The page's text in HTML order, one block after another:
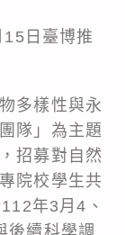
日臺博推
多樣性與永
隊」為主題
招募對自然
院校學生共
年3月4、
後續科學調